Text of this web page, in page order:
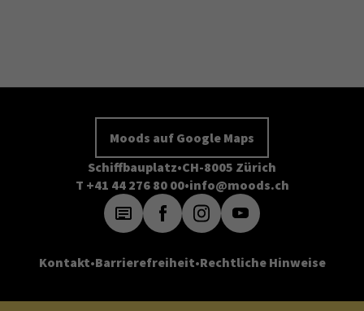
Moods auf Google Maps
Schiffbauplatz CH-8005 Zürich
T +41 44 276 80 00 info@moods.ch
Kontakt Barrierefreiheit Rechtliche Hinweise